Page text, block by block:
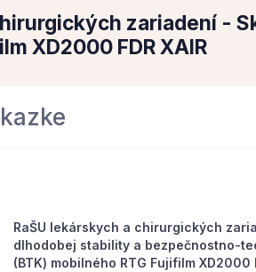
zariadení -
XD2000 FDR XAIR
RaŠU lekárskych a chirurgických
dlhodobej stability a bezpečnostno-
(BTK) mobilného RTG Fujifilm XD2000